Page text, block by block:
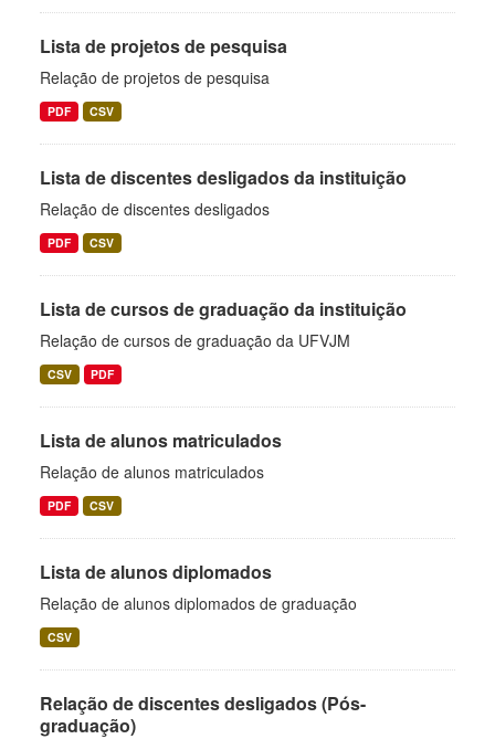
Lista de projetos de pesquisa
Relação de projetos de pesquisa
PDF CSV
Lista de discentes desligados da instituição
Relação de discentes desligados
PDF CSV
Lista de cursos de graduação da instituição
Relação de cursos de graduação da UFVJM
CSV PDF
Lista de alunos matriculados
Relação de alunos matriculados
PDF CSV
Lista de alunos diplomados
Relação de alunos diplomados de graduação
CSV
Relação de discentes desligados (Pós-
graduação)